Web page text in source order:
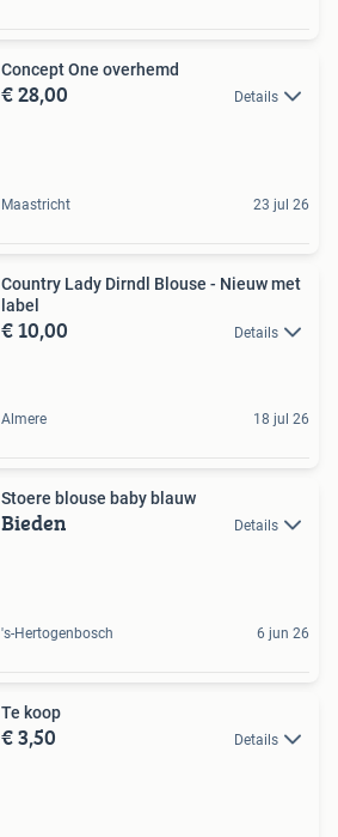
Concept One overhemd
€ 28,00 Details
Maastricht 23 jul 26
Country Lady Dirndl Blouse - Nieuw met
label
€ 10,00 Details
Almere 18 jul 26
Stoere blouse baby blauw
Bieden Details
's-Hertogenbosch 6 jun 26
Te koop
€ 3,50 Details